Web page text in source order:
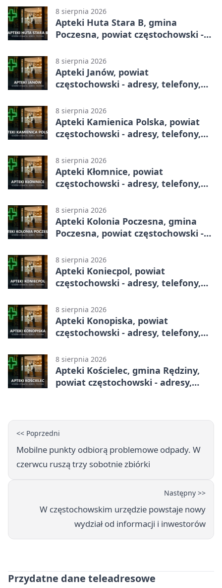
8 sierpnia 2026
Apteki Huta Stara B, gmina
Poczesna, powiat częstochowski -
8 sierpnia 2026
Apteki Janów, powiat
częstochowski - adresy, telefony,
8 sierpnia 2026
Apteki Kamienica Polska, powiat
częstochowski - adresy, telefony,
8 sierpnia 2026
Apteki Kłomnice, powiat
częstochowski - adresy, telefony,
8 sierpnia 2026
Apteki Kolonia Poczesna, gmina
Poczesna, powiat częstochowski -
8 sierpnia 2026
Apteki Koniecpol, powiat
częstochowski - adresy, telefony,
8 sierpnia 2026
Apteki Konopiska, powiat
częstochowski - adresy, telefony,
8 sierpnia 2026
Apteki Kościelec, gmina Rędziny,
powiat częstochowski - adresy,
<< Poprzedni
Mobilne punkty odbiorą problemowe odpady. W
czerwcu ruszą trzy sobotnie zbiórki
Następny >>
W częstochowskim urzędzie powstaje nowy
wydział od informacji i inwestorów
Przydatne dane teleadresowe